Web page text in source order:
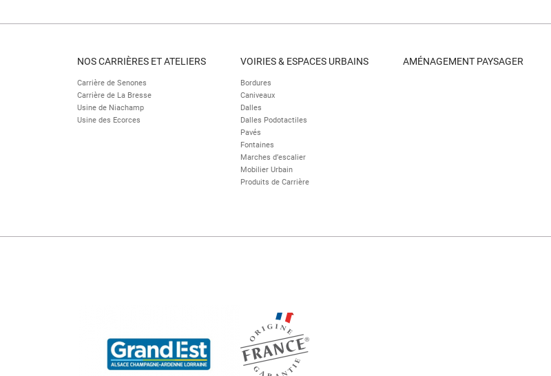
NOS CARRIÈRES ET ATELIERS
Carrière de Senones
Carrière de La Bresse
Usine de Niachamp
Usine des Ecorces
VOIRIES & ESPACES URBAINS
Bordures
Caniveaux
Dalles
Dalles Podotactiles
Pavés
Fontaines
Marches d’escalier
Mobilier Urbain
Produits de Carrière
AMÉNAGEMENT PAYSAGER